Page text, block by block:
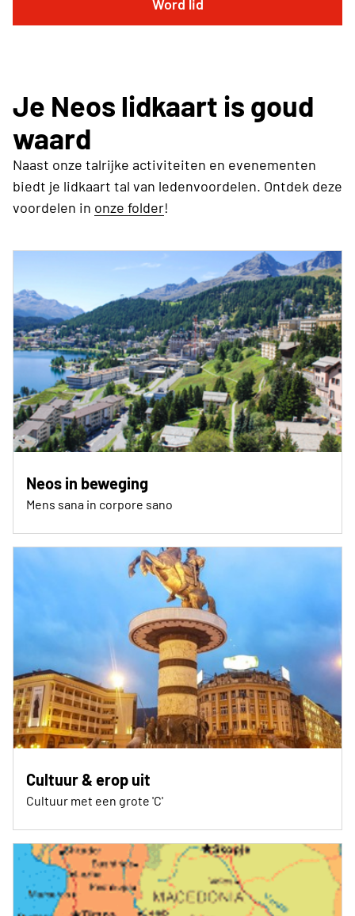
Word lid
Je Neos lidkaart is goud
waard
Naast onze talrijke activiteiten en evenementen
biedt je lidkaart tal van ledenvoordelen. Ontdek deze
voordelen in onze folder!
Neos in beweging
Mens sana in corpore sano
Cultuur & erop uit
Cultuur met een grote 'C'